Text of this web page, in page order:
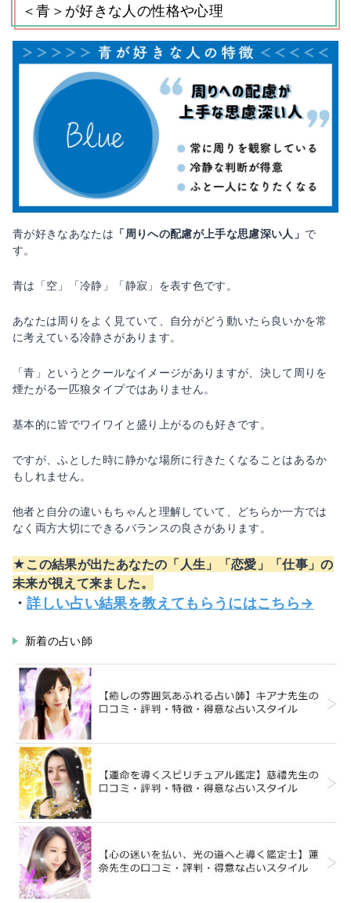
＜青＞が好きな人の性格や心理
青が好きなあなたは 「周りへの配慮が上手な思慮深い人」 で
す。
青は「空」「冷静」「静寂」を表す色です。
あなたは周りをよく見ていて、自分がどう動いたら良いかを常
に考えている冷静さがあります。
「青」というとクールなイメージがありますが、決して周りを
煙たがる一匹狼タイプではありません。
基本的に皆でワイワイと盛り上がるのも好きです。
ですが、ふとした時に静かな場所に行きたくなることはあるか
もしれません。
他者と自分の違いもちゃんと理解していて、どちらか一方では
なく両方大切にできるバランスの良さがあります。
★この結果が出たあなたの「人生」「恋愛」「仕事」の
未来が視えて来ました。
・詳しい占い結果を教えてもらうにはこちら→
新着の占い師